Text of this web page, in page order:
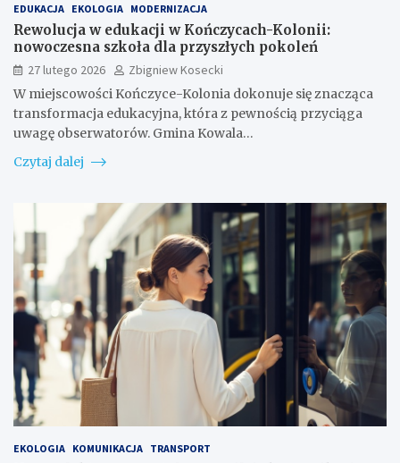
EDUKACJA EKOLOGIA MODERNIZACJA
Rewolucja w edukacji w Kończycach-Kolonii:
nowoczesna szkoła dla przyszłych pokoleń
27 lutego 2026
Zbigniew Kosecki
W miejscowości Kończyce-Kolonia dokonuje się znacząca
transformacja edukacyjna, która z pewnością przyciąga
uwagę obserwatorów. Gmina Kowala…
Czytaj dalej
EKOLOGIA KOMUNIKACJA TRANSPORT